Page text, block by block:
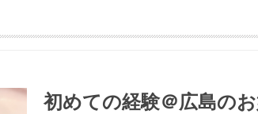
初めての経験＠広島の